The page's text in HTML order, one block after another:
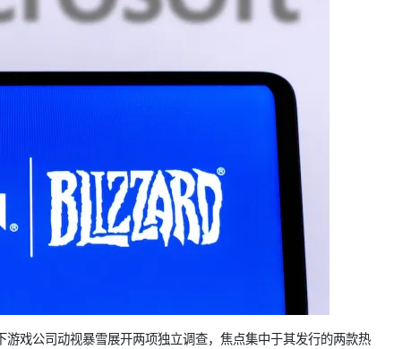
戏公司动视暴雪展开两项独立调查，焦点集中于其发行的两款热